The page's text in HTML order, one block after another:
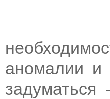
аномалии и